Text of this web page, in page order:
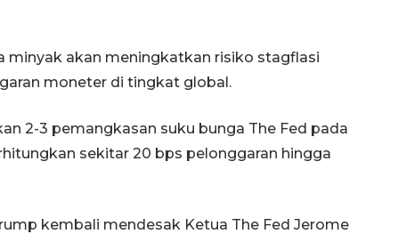
minyak akan meningkatkan risiko stagflasi
moneter di tingkat global.
2-3 pemangkasan suku bunga The Fed pada
sekitar 20 bps pelonggaran hingga
kembali mendesak Ketua The Fed Jerome